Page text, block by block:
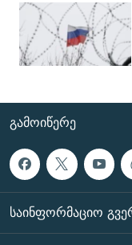
ᲒᲐᲛᲝᲘᲬᲔᲠᲔ
ᲡᲐᲘᲜᲤᲝᲠᲛᲐᲪᲘᲝ